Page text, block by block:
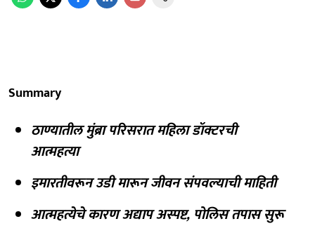
Summary
ठाण्यातील मुंब्रा परिसरात महिला डॉक्टरची
आत्महत्या
इमारतीवरून उडी मारून जीवन संपवल्याची माहिती
आत्महत्येचे कारण अद्याप अस्पष्ट, पोलिस तपास सुरू